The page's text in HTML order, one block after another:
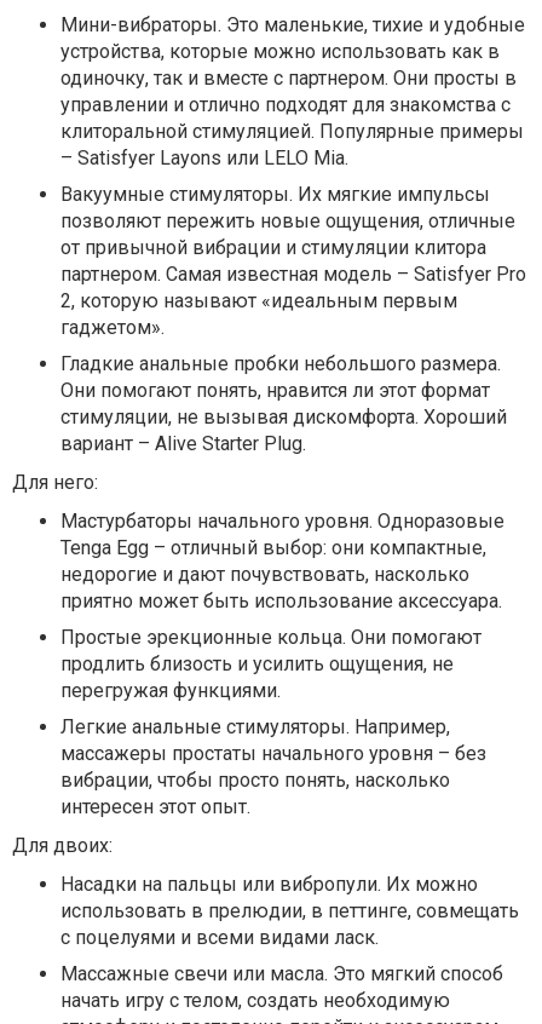
Мини-вибраторы. Это маленькие, тихие и удобные
устройства, которые можно использовать как в
одиночку, так и вместе с партнером. Они просты в
управлении и отлично подходят для знакомства с
клиторальной стимуляцией. Популярные примеры
– Satisfyer Layons или LELO Mia.
Вакуумные стимуляторы. Их мягкие импульсы
позволяют пережить новые ощущения, отличные
от привычной вибрации и стимуляции клитора
партнером. Самая известная модель – Satisfyer Pro
2, которую называют «идеальным первым
гаджетом».
Гладкие анальные пробки небольшого размера.
Они помогают понять, нравится ли этот формат
стимуляции, не вызывая дискомфорта. Хороший
вариант – Alive Starter Plug.
Для него:
Мастурбаторы начального уровня. Одноразовые
Tenga Egg – отличный выбор: они компактные,
недорогие и дают почувствовать, насколько
приятно может быть использование аксессуара.
Простые эрекционные кольца. Они помогают
продлить близость и усилить ощущения, не
перегружая функциями.
Легкие анальные стимуляторы. Например,
массажеры простаты начального уровня – без
вибрации, чтобы просто понять, насколько
интересен этот опыт.
Для двоих:
Насадки на пальцы или вибропули. Их можно
использовать в прелюдии, в петтинге, совмещать
с поцелуями и всеми видами ласк.
Массажные свечи или масла. Это мягкий способ
начать игру с телом, создать необходимую